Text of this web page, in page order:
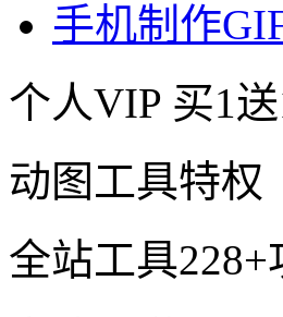
手机制作
个人VIP 买1
动图工具特权
全站工具228+